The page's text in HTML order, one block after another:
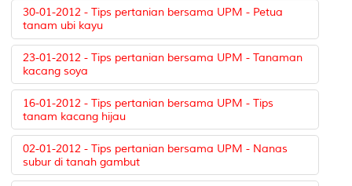
30-01-2012 - Tips pertanian bersama UPM - Petua
tanam ubi kayu
23-01-2012 - Tips pertanian bersama UPM - Tanaman
kacang soya
16-01-2012 - Tips pertanian bersama UPM - Tips
tanam kacang hijau
02-01-2012 - Tips pertanian bersama UPM - Nanas
subur di tanah gambut